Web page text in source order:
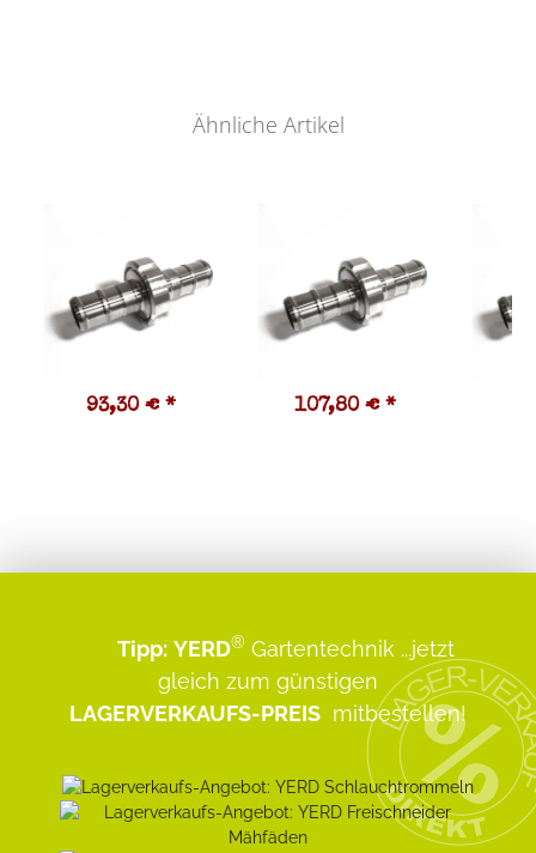
Ähnliche Artikel
93,30 € * 107,80 € *
Tipp: YERD® Gartentechnik ...jetzt
gleich zum günstigen
LAGERVERKAUFS-PREIS mitbestellen!